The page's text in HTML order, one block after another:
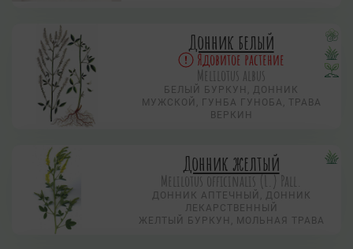
Донник белый
Ядовитое растение
Melilotus albus
БЕЛЫЙ БУРКУН, ДОННИК
МУЖСКОЙ, ГУНБА ГУНОБА, ТРАВА
ВЕРКИН
Донник желтый
Melilotus officinalis (L.) Pall.
ДОННИК АПТЕЧНЫЙ, ДОННИК
ЛЕКАРСТВЕННЫЙ
ЖЕЛТЫЙ БУРКУН, МОЛЬНАЯ ТРАВА